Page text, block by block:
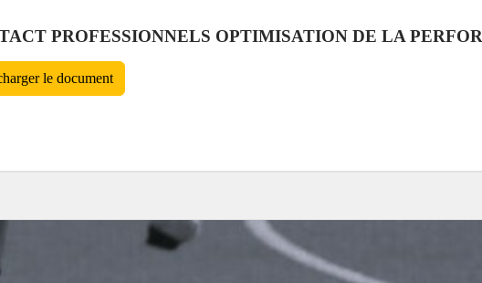
PROFESSIONNELS OPTIMISATION DE LA
le document